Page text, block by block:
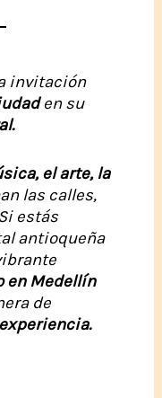
invitación
en su
el arte, la
las calles,
estás
antioqueña
en Medellín
de
experiencia.